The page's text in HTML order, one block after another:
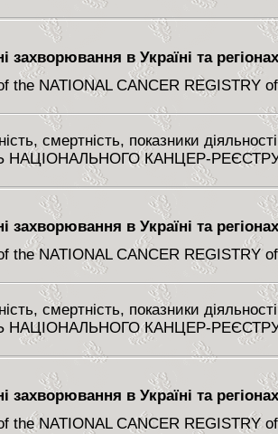
захворювання в Україні та
the NATIONAL CANCER REGISTRY
смертність, показники
НАЦІОНАЛЬНОГО КАНЦЕР-
захворювання в Україні та
the NATIONAL CANCER REGISTRY
смертність, показники
НАЦІОНАЛЬНОГО КАНЦЕР-
захворювання в Україні та
the NATIONAL CANCER REGISTRY